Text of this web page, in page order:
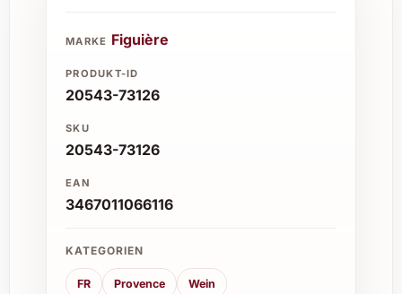
MARKE Figuière
PRODUKT-ID
20543-73126
SKU
20543-73126
EAN
3467011066116
KATEGORIEN
FR Provence Wein